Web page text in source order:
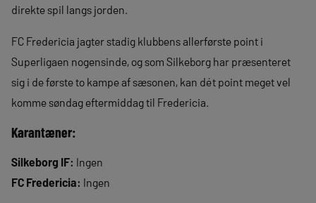
direkte spil langs jorden.
FC Fredericia jagter stadig klubbens allerførste point i
Superligaen nogensinde, og som Silkeborg har præsenteret
sig i de første to kampe af sæsonen, kan dét point meget vel
komme søndag eftermiddag til Fredericia.
Karantæner:
Silkeborg IF: Ingen
FC Fredericia: Ingen